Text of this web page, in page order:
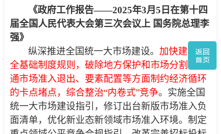
《政府工作报告——2025年3月5日在第十四
届全国人民代表大会第三次会议上 国务院总理李
强》
纵深推进全国统一大市场建设。 加快建立健
全基础制度规则，破除地方保护和市场分割，打
通市场准入退出、要素配置等方面制约经济循环
的卡点堵点，综合整治“内卷式”竞争。实施全国
统一大市场建设指引，修订出台新版市场准入负
面清单，优化新业态新领域市场准入环境。制定